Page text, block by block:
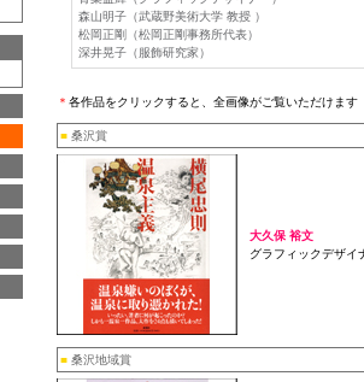
森山明子（武蔵野美術大学 教授 ）
松岡正剛（松岡正剛事務所代表）
深井晃子（服飾研究家）
＊ 各作品をクリックすると、全画像がご覧いただけます
■ 桑沢賞
大久保 裕文
グラフィックデザイ
■ 桑沢地域賞